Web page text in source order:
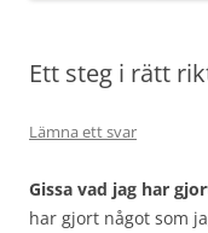
Ett steg i rätt
Lämna ett svar
Gissa vad jag har
har gjort något som